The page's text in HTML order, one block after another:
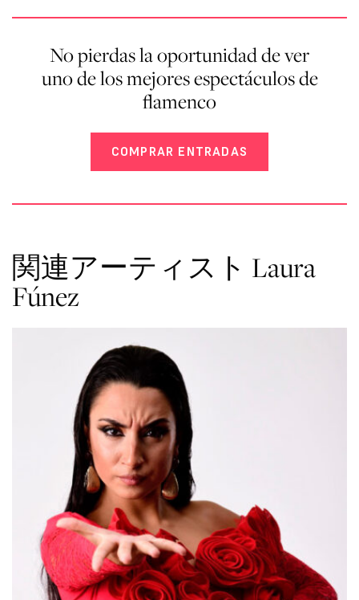
No pierdas la oportunidad de ver
uno de los mejores espectáculos de
flamenco
COMPRAR ENTRADAS
関連アーティスト Laura
Fúnez